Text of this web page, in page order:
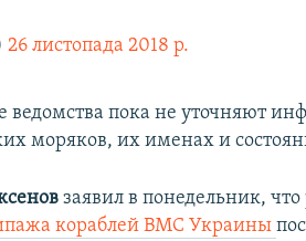
26 листопада 2018 р.
пока не уточняют
моряков, их именах и
заявил в понедельник, что
кораблей ВМС Украины